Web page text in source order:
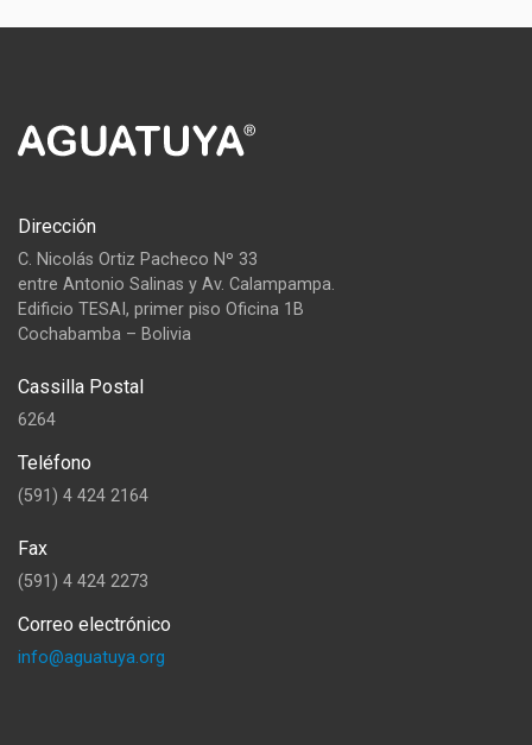
Dirección
C. Nicolás Ortiz Pacheco Nº 33
entre Antonio Salinas y Av. Calampampa.
Edificio TESAI, primer piso Oficina 1B
Cochabamba – Bolivia
Cassilla Postal
6264
Teléfono
(591) 4 424 2164
Fax
(591) 4 424 2273
Correo electrónico
info@aguatuya.org